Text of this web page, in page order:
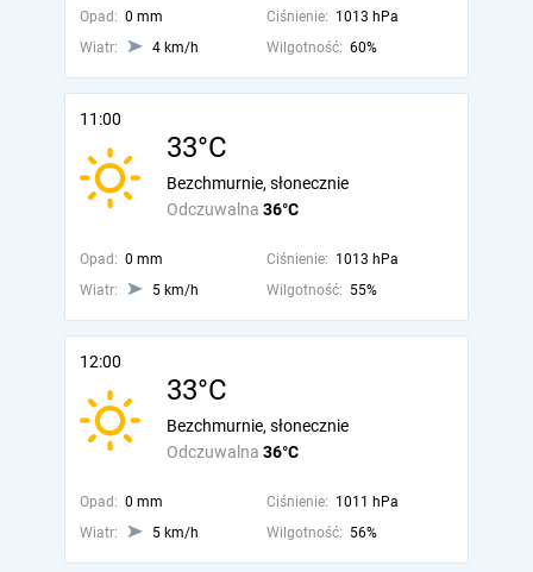
Opad: 0 mm Ciśnienie: 1013 hPa
Wiatr:
4 km/h Wilgotność: 60%
11:00
33°C
Odczuwalna 36°C
Bezchmurnie, słonecznie
Opad: 0 mm Ciśnienie: 1013 hPa
Wiatr:
5 km/h Wilgotność: 55%
12:00
33°C
Odczuwalna 36°C
Bezchmurnie, słonecznie
Opad: 0 mm Ciśnienie: 1011 hPa
Wiatr:
5 km/h Wilgotność: 56%